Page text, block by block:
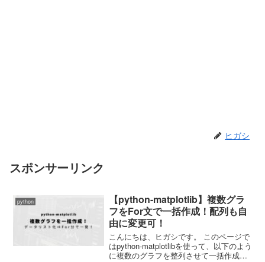
ヒガシ
スポンサーリンク
python
【python-matplotlib】複数グラ
フをFor文で一括作成！配列も自
由に変更可！
こんにちは、ヒガシです。 このページで
はpython-matplotlibを使って、以下のよう
に複数のグラフを整列させて一括作成す